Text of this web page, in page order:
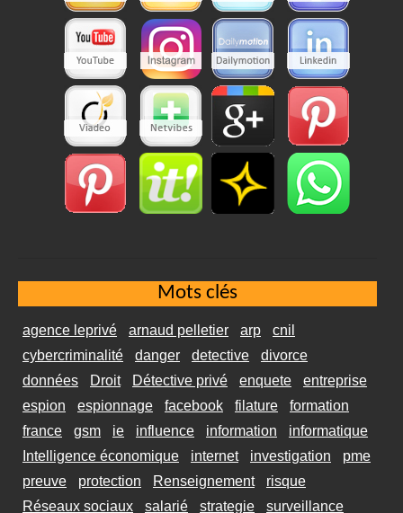
Mots clés
agence leprivé arnaud pelletier arp
cnil
cybercriminalité
danger detective
divorce
données
Droit Détective privé enquete
entreprise
espion
espionnage facebook filature
formation
france
gsm ie influence information
informatique
Intelligence économique
internet investigation
pme
preuve
protection Renseignement
risque
Réseaux sociaux
salarié strategie surveillance